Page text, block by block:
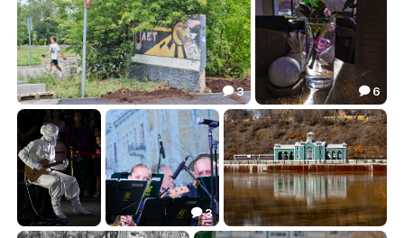
53
3.60
 3
9-1
10.92
 6
173 184
 3
25-13